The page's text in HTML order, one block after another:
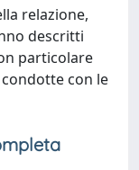
relazione,
descritti
particolare
con le